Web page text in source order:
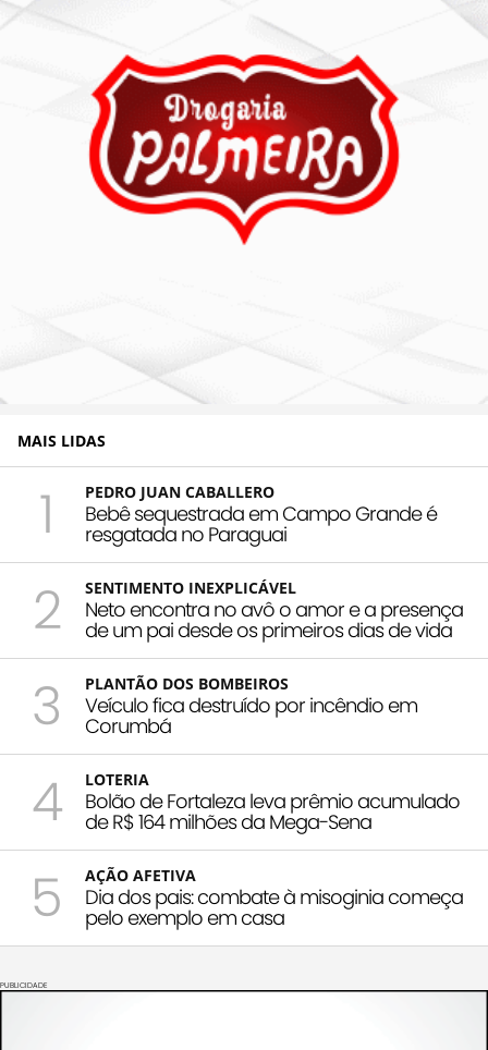
MAIS LIDAS
1 PEDRO JUAN CABALLERO
Bebê sequestrada em Campo Grande é
resgatada no Paraguai
2 SENTIMENTO INEXPLICÁVEL
Neto encontra no avô o amor e a presença
de um pai desde os primeiros dias de vida
3 PLANTÃO DOS BOMBEIROS
Veículo fica destruído por incêndio em
Corumbá
4 LOTERIA
Bolão de Fortaleza leva prêmio acumulado
de R$ 164 milhões da Mega-Sena
5 AÇÃO AFETIVA
Dia dos pais: combate à misoginia começa
pelo exemplo em casa
PUBLICIDADE